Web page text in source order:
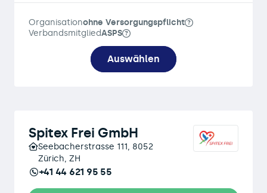
Organisationohne Versorgungspflicht
VerbandsmitgliedASPS
Auswählen
Spitex Frei GmbH
Seebacherstrasse 111, 8052
Zürich, ZH
+41 44 621 95 55